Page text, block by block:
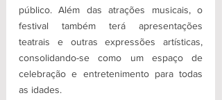
público. Além das atrações musicais, o
festival também terá apresentações
teatrais e outras expressões artísticas,
consolidando-se como um espaço de
celebração e entretenimento para todas
as idades.